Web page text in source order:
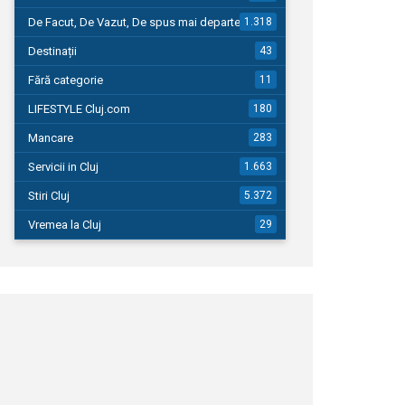
De Facut, De Vazut, De spus mai departe…1.318
Destinații 43
Fără categorie 11
LIFESTYLE Cluj.com 180
Mancare 283
Servicii in Cluj 1.663
Stiri Cluj 5.372
Vremea la Cluj 29